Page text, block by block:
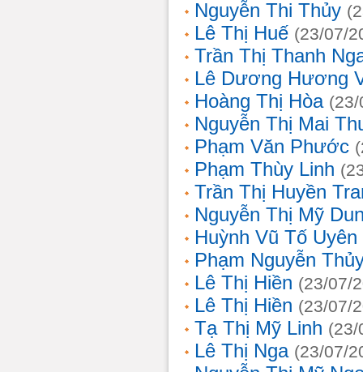
Nguyễn Thi Thủy
Lê Thị Huế (23/07/
Trần Thị Thanh
Lê Dương Hương
Hoàng Thị Hòa
Nguyễn Thị Mai
Phạm Văn Phước
Phạm Thùy Linh
Trần Thị Huyền
Nguyễn Thị Mỹ
Huỳnh Vũ Tố Uyên
Phạm Nguyễn
Lê Thị Hiền (23/07/
Lê Thị Hiền (23/07/
Tạ Thị Mỹ Linh (23/
Lê Thị Nga (23/07/